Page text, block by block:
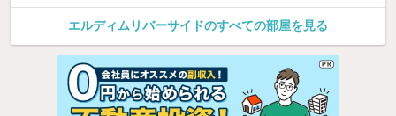
エルディムリバーサイドのすべての部屋を見る